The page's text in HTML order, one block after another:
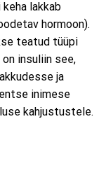
lakkab
hormoon).
teatud tüüpi
insuliin see,
ja
inimese
kahjustustele.